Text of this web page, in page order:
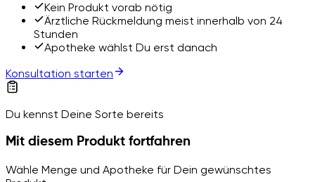
Kein Produkt vorab nötig
Ärztliche Rückmeldung meist innerhalb von 24
Stunden
Apotheke wählst Du erst danach
Konsultation starten
Du kennst Deine Sorte bereits
Mit diesem Produkt fortfahren
Wähle Menge und Apotheke für Dein gewünschtes